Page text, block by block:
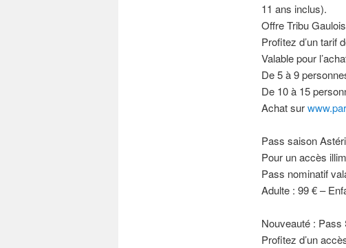
11 ans inclus).
Offre Tribu
Profitez d’un tarif
Valable pour
De 5 à 9
De 10 à 15
Achat sur
Pass saison
Pour un accès
Pass nominatif
Adulte : 99 € –
Nouveauté :
Profitez d’un